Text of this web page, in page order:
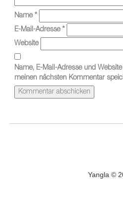
Name *
E-Mail-Adresse *
Website
Name, E-Mail-Adresse und
meinen nächsten Kommentar
Yangla ©